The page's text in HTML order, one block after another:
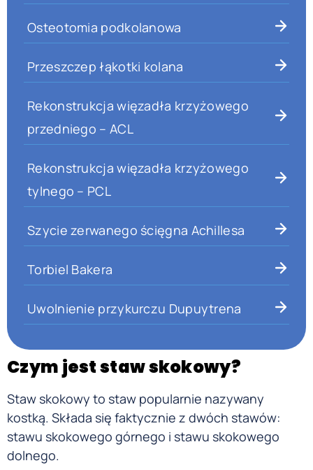
Osteotomia podkolanowa
Przeszczep łąkotki kolana
Rekonstrukcja więzadła krzyżowego
przedniego – ACL
Rekonstrukcja więzadła krzyżowego
tylnego – PCL
Szycie zerwanego ścięgna Achillesa
Torbiel Bakera
Uwolnienie przykurczu Dupuytrena
Czym jest staw skokowy?
Staw skokowy to staw popularnie nazywany
kostką. Składa się faktycznie z dwóch stawów:
stawu skokowego górnego i stawu skokowego
dolnego.